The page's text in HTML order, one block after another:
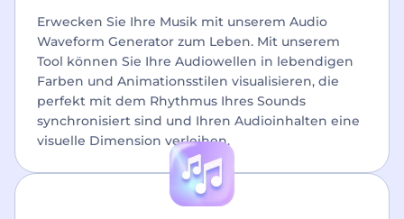
Erwecken Sie Ihre Musik mit unserem Audio
Waveform Generator zum Leben. Mit unserem
Tool können Sie Ihre Audiowellen in lebendigen
Farben und Animationsstilen visualisieren, die
perfekt mit dem Rhythmus Ihres Sounds
synchronisiert sind und Ihren Audioinhalten eine
visuelle Dimension verleihen.